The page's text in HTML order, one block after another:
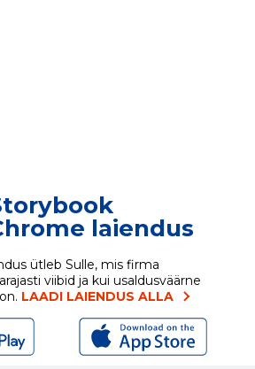
laiendus
ütleb Sulle, mis firma
viibid ja kui usaldusväärne
LAADI LAIENDUS ALLA